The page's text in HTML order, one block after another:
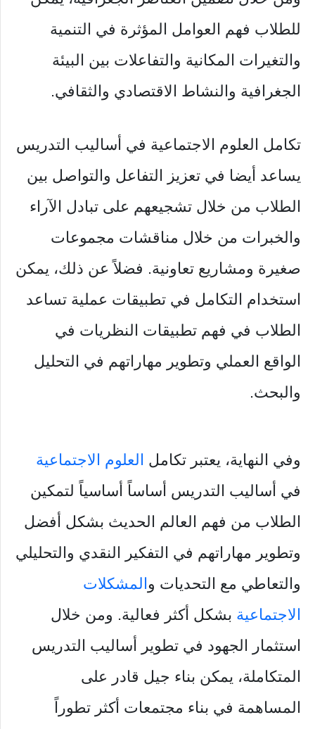
للطلاب فهم العوامل المؤثرة في التنمية
والتغيرات المكانية والتفاعلات بين البيئة
الجغرافية والنشاط الاقتصادي والثقافي.
تكامل العلوم الاجتماعية في أساليب التدريس
يساعد أيضا في تعزيز التفاعل والتواصل بين
الطلاب من خلال تشجيعهم على تبادل الآراء
والخبرات من خلال مناقشات مجموعات
صغيرة ومشاريع تعاونية. فضلاً عن ذلك، يمكن
استخدام التكامل في تطبيقات عملية تساعد
الطلاب في فهم تطبيقات النظريات في
الواقع العملي وتطوير مهاراتهم في التحليل
والبحث.
وفي النهاية، يعتبر تكامل العلوم الاجتماعية
في أساليب التدريس أساساً أساسياً لتمكين
الطلاب من فهم العالم الحديث بشكل أفضل
وتطوير مهاراتهم في التفكير النقدي والتحليلي
والتعاطي مع التحديات والمشكلات
الاجتماعية بشكل أكثر فعالية. ومن خلال
استثمار الجهود في تطوير أساليب التدريس
المتكاملة، يمكن بناء جيل قادر على
المساهمة في بناء مجتمعات أكثر تطوراً